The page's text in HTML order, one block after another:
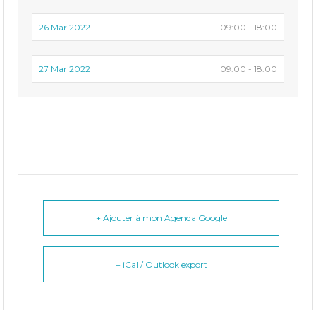
26 Mar 2022 09:00 - 18:00
27 Mar 2022 09:00 - 18:00
+ Ajouter à mon Agenda Google
+ iCal / Outlook export